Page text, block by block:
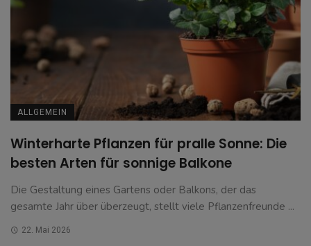
ALLGEMEIN
Winterharte Pflanzen für pralle Sonne: Die
besten Arten für sonnige Balkone
Die Gestaltung eines Gartens oder Balkons, der das
gesamte Jahr über überzeugt, stellt viele Pflanzenfreunde ...
22. Mai 2026